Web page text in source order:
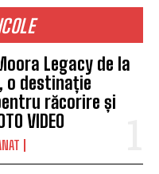
Legacy de la
o destinație
răcorire și
VIDEO